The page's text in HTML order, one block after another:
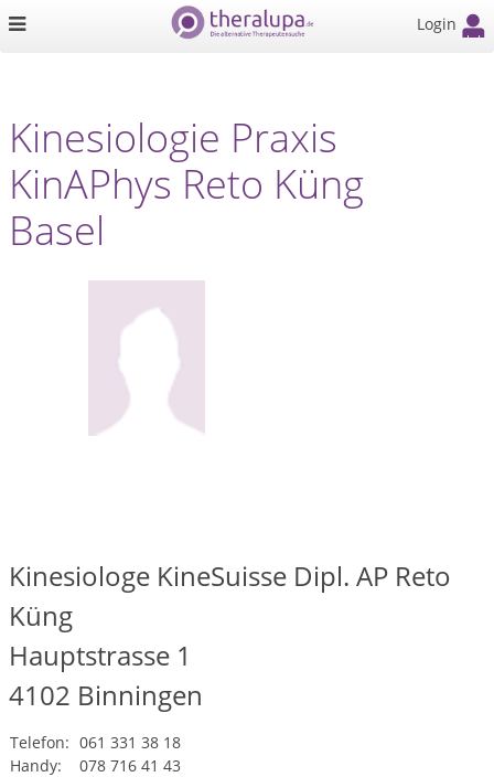
Login
Kinesiologie Praxis
KinAPhys Reto Küng
Basel
Kinesiologe KineSuisse Dipl. AP Reto
Küng
Hauptstrasse 1
4102 Binningen
Telefon: 061 331 38 18
Handy:
078 716 41 43